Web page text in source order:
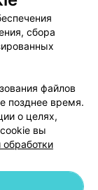
сбора
файлов
позднее время.
о целях,
вы
обработки